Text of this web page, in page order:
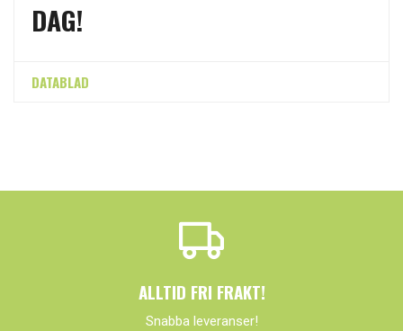
DAG!
DATABLAD
ALLTID FRI FRAKT!
Snabba leveranser!